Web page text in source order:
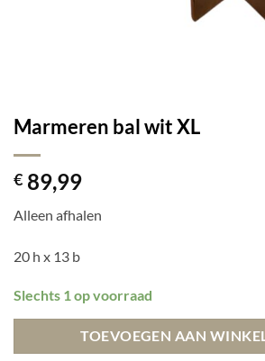
Marmeren bal wit XL
€ 89,99
Alleen afhalen
20 h x 13 b
Slechts 1 op voorraad
TOEVOEGEN AAN